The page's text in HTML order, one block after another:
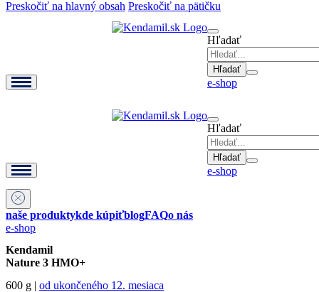
Preskočiť na hlavný obsah Preskočiť na pätičku
Hľadať
e-shop
Hľadať
e-shop
naše produktykde kúpiťblogFAQo nás
e-shop
Kendamil
Nature 3 HMO+
600 g | od ukončeného 12. mesiaca